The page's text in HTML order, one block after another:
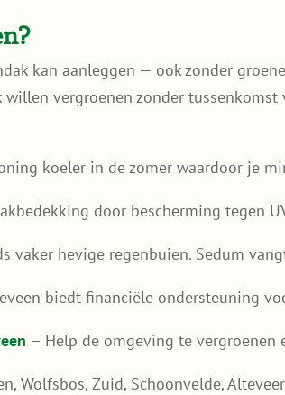
kan aanleggen — ook zonder
vergroenen zonder
koeler in de zomer waardoor je
door bescherming tegen
vaker hevige regenbuien. Sedum
biedt financiële ondersteuning
– Help de omgeving te
Wolfsbos, Zuid, Schoonvelde,